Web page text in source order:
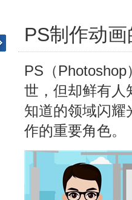
PS制作动
PS（
世，但却鲜有人
知道的领域闪耀
作的重要角色。